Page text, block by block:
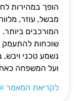
הופך במהירות
מבשל, עוזר,
המורכבים
שוכחות להתעמק
נשמע טכני ויבש,
ועל המשפחה
לקריאת המאמר